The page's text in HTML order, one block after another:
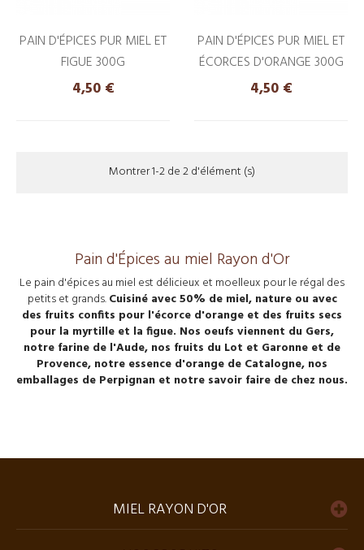
PAIN D'ÉPICES PUR MIEL ET
FIGUE 300G
Prix
4,50 €
PAIN D'ÉPICES PUR MIEL ET
ÉCORCES D'ORANGE 300G
Prix
4,50 €
Montrer 1-2 de 2 d'élément (s)
Pain d'Épices au miel Rayon d'Or
Le pain d'épices au miel est délicieux et moelleux pour le régal des
petits et grands.Cuisiné avec 50% de miel, nature ou avec
des fruits confits pour l'écorce d'orange et des fruits secs
pour la myrtille et la figue. Nos oeufs viennent du Gers,
notre farine de l'Aude, nos fruits du Lot et Garonne et de
Provence, notre essence d'orange de Catalogne, nos
emballages de Perpignan et notre savoir faire de chez nous.
MIEL RAYON D'OR